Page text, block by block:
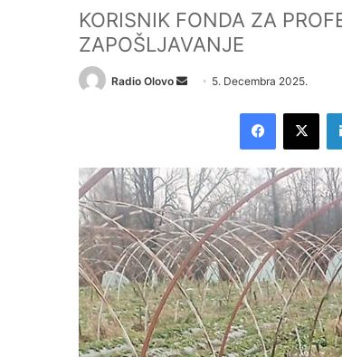
KORISNIK FONDA ZA
ZAPOŠLJAVANJE
Radio Olovo
a
n
e
m
a
i
l
5. Decembra 2025.